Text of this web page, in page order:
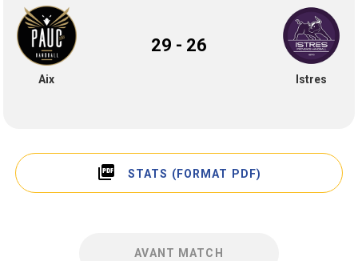
Aix
29 - 26
Istres
picture_as_pdf STATS (FORMAT PDF)
AVANT MATCH